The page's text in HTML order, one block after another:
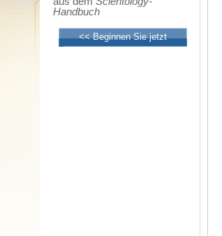
Handbuch
<< Beginnen Sie jetzt